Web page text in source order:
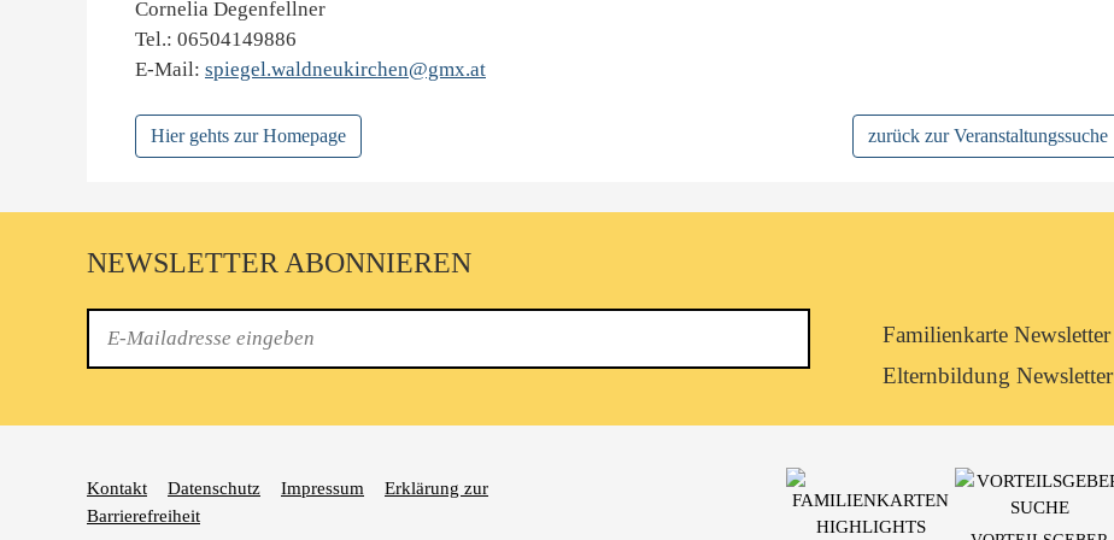
Cornelia Degenfellner
Tel.: 06504149886
E-Mail: spiegel.waldneukirchen@gmx.at
Hier gehts zur Homepage zurück zur Veranstaltungssuche
NEWSLETTER ABONNIEREN
Mail
abonnieren
Familienkarte Newsletter
Elternbildung Newsletter
Kontakt Datenschutz Impressum
Erklärung zur
Barrierefreiheit